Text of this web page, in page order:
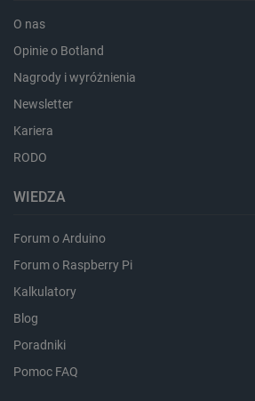
O nas
Opinie o Botland
Nagrody i wyróżnienia
Newsletter
Kariera
RODO
WIEDZA
Forum o Arduino
Forum o Raspberry Pi
Kalkulatory
Blog
Poradniki
Pomoc FAQ